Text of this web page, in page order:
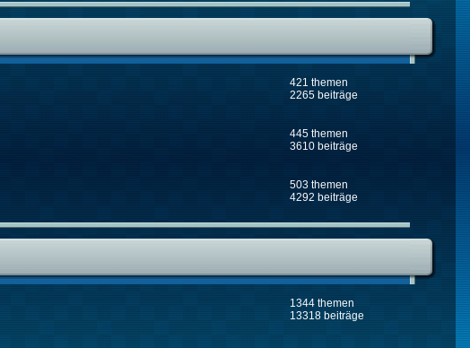
421 themen
2265 beiträge
445 themen
3610 beiträge
503 themen
4292 beiträge
1344 themen
13318 beiträge